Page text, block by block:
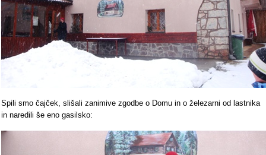
Spili smo čajček, slišali zanimive zgodbe o Domu in o železarni od lastnika
in naredili še eno gasilsko: